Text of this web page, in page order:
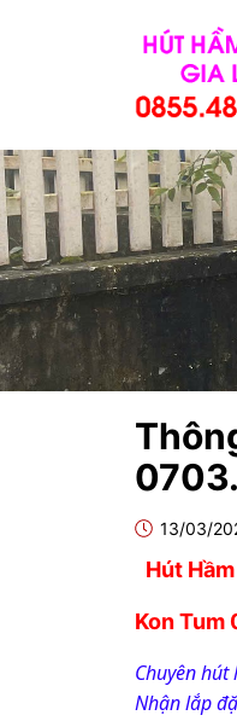
13/03/
Hút
Kon Tum
Chuyên
Nhận lắp